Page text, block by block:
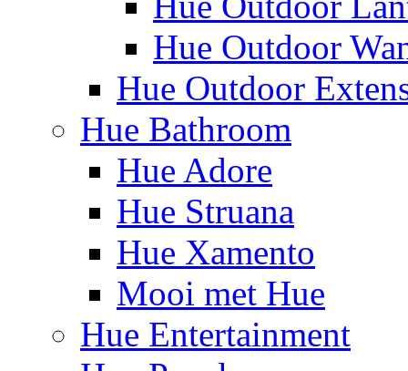
Hue Outdoor
Hue Outdoor
Hue Bathroom
Hue Adore
Hue Struana
Hue Xamento
Mooi met Hue
Hue Entertainment